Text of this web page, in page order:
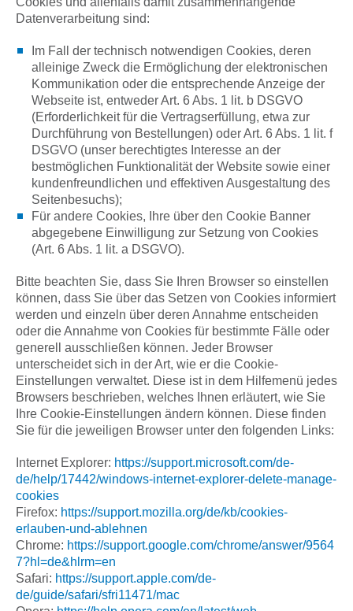
Datenverarbeitung sind:
Im Fall der technisch notwendigen Cookies, deren
alleinige Zweck die Ermöglichung der elektronischen
Kommunikation oder die entsprechende Anzeige der
Webseite ist, entweder Art. 6 Abs. 1 lit. b DSGVO
(Erforderlichkeit für die Vertragserfüllung, etwa zur
Durchführung von Bestellungen) oder Art. 6 Abs. 1 lit. f
DSGVO (unser berechtigtes Interesse an der
bestmöglichen Funktionalität der Website sowie einer
kundenfreundlichen und effektiven Ausgestaltung des
Seitenbesuchs);
Für andere Cookies, Ihre über den Cookie Banner
abgegebene Einwilligung zur Setzung von Cookies
(Art. 6 Abs. 1 lit. a DSGVO).
Bitte beachten Sie, dass Sie Ihren Browser so einstellen
können, dass Sie über das Setzen von Cookies informiert
werden und einzeln über deren Annahme entscheiden
oder die Annahme von Cookies für bestimmte Fälle oder
generell ausschließen können. Jeder Browser
unterscheidet sich in der Art, wie er die Cookie-
Einstellungen verwaltet. Diese ist in dem Hilfemenü jedes
Browsers beschrieben, welches Ihnen erläutert, wie Sie
Ihre Cookie-Einstellungen ändern können. Diese finden
Sie für die jeweiligen Browser unter den folgenden Links:
Internet Explorer: https://support.microsoft.com/de-
de/help/17442/windows-internet-explorer-delete-manage-
cookies
Firefox: https://support.mozilla.org/de/kb/cookies-
erlauben-und-ablehnen
Chrome: https://support.google.com/chrome/answer/9564
7?hl=de&hlrm=en
Safari: https://support.apple.com/de-
de/guide/safari/sfri11471/mac